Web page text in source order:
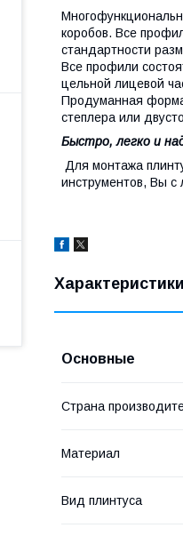
коробов. Все
стандартности
Все профили
цельной лицевой
Продуманная
степлера или
Быстро, легко и
Для монтажа
инструментов, Вы с
Характеристики
Основные
Страна
Материал
Вид плинтуса